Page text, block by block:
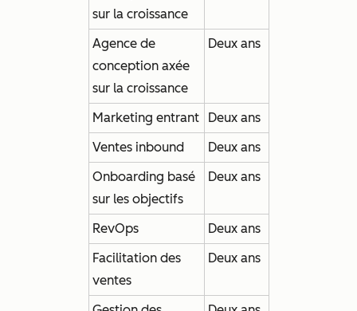
sur la croissance
Agence de
conception axée
sur la croissance
Deux ans
Marketing entrant
Deux ans
Ventes inbound
Deux ans
Onboarding basé
sur les objectifs
Deux ans
RevOps
Deux ans
Facilitation des
ventes
Deux ans